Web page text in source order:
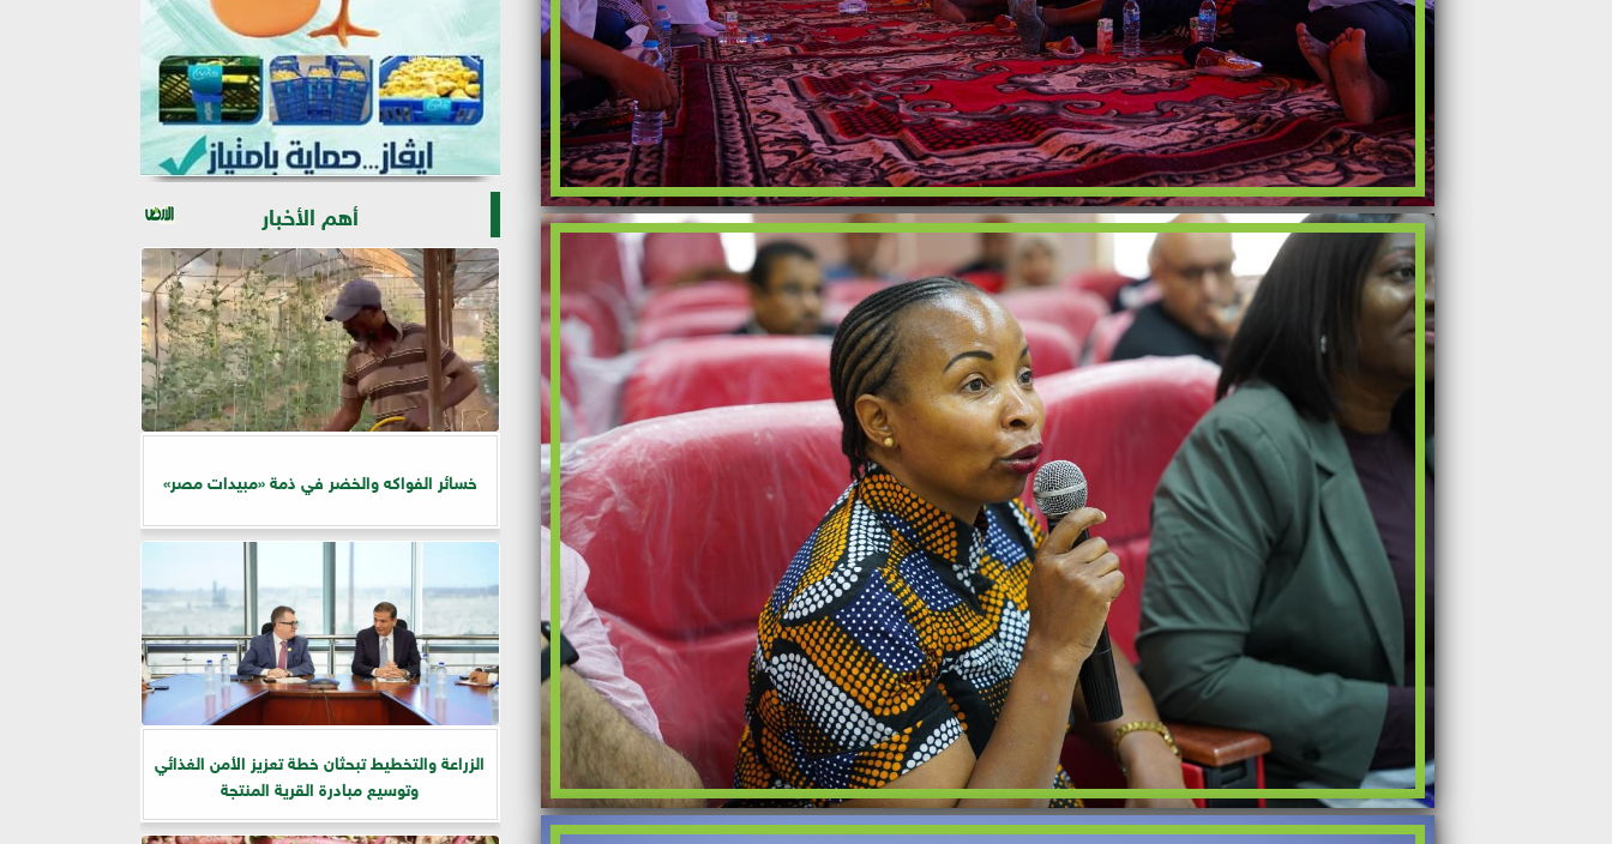
أهم الأخبار
خسائر الفواكه والخضر في ذمة «مبيدات مصر»
الزراعة والتخطيط تبحثان خطة تعزيز الأمن الغذائي
وتوسيع مبادرة القرية المنتجة